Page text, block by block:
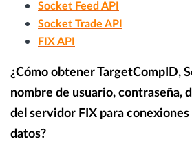
Socket Feed API
Socket Trade API
FIX API
¿Cómo obtener TargetCompID,
nombre de usuario, contraseña,
del servidor FIX para
datos?